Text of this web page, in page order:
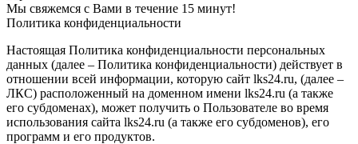
Мы свяжемся с Вами в течение 15 минут!
Политика конфиденциальности
Настоящая Политика конфиденциальности персональных
данных (далее – Политика конфиденциальности) действует в
отношении всей информации, которую сайт lks24.ru, (далее –
ЛКС) расположенный на доменном имени lks24.ru (а также
его субдоменах), может получить о Пользователе во время
использования сайта lks24.ru (а также его субдоменов), его
программ и его продуктов.